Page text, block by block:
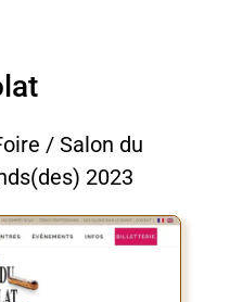
/ Salon du
2023